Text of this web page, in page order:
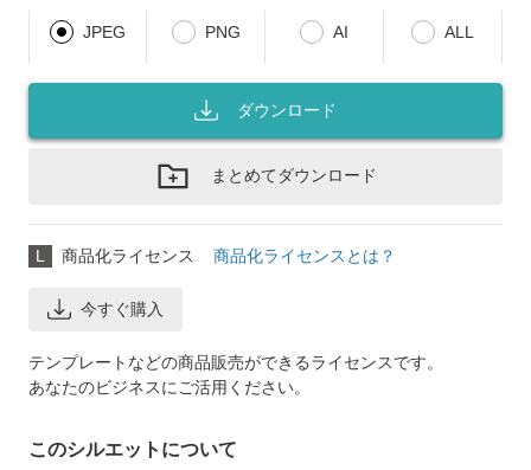
JPEG PNG AI ALL
ダウンロード
まとめてダウンロード
L 商品化ライセンス 商品化ライセンスとは？
今すぐ購入
テンプレートなどの商品販売ができるライセンスです。
あなたのビジネスにご活用ください。
このシルエットについて